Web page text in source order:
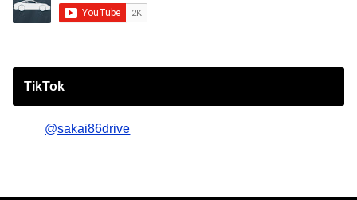
TikTok
@sakai86drive